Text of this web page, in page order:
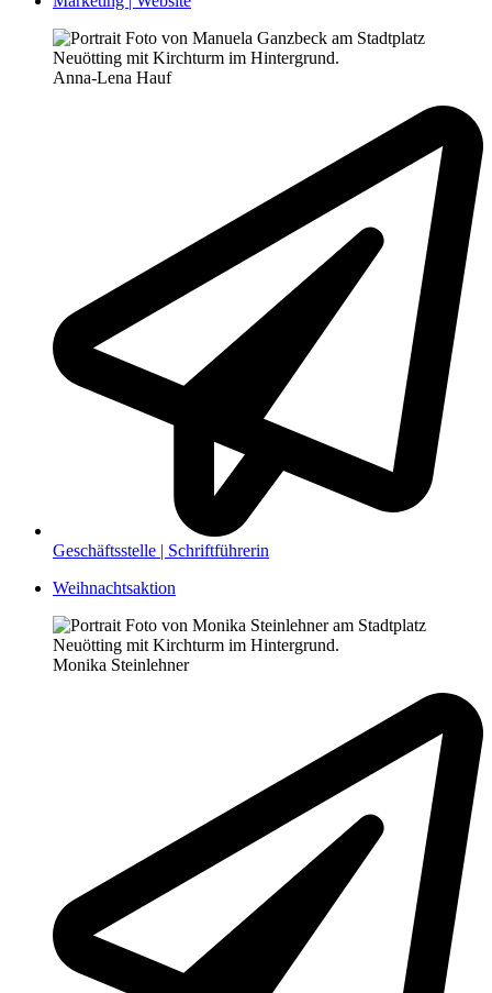
Anna-Lena Hauf
Geschäftsstelle | Schriftführerin
Weihnachtsaktion
Monika Steinlehner